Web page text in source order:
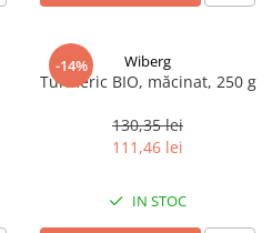
-14% Wiberg
Turmeric BIO, măcinat, 250 g
130,35 lei
111,46 lei
IN STOC